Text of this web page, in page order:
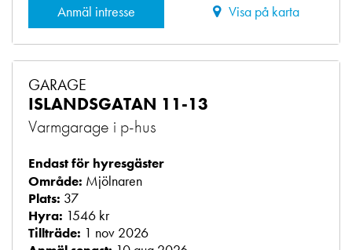
Anmäl intresse
Visa på karta
GARAGE
ISLANDSGATAN 11-13
Varmgarage i p-hus
Endast för hyresgäster
Område: Mjölnaren
Plats: 37
Hyra: 1546 kr
Tillträde: 1 nov 2026